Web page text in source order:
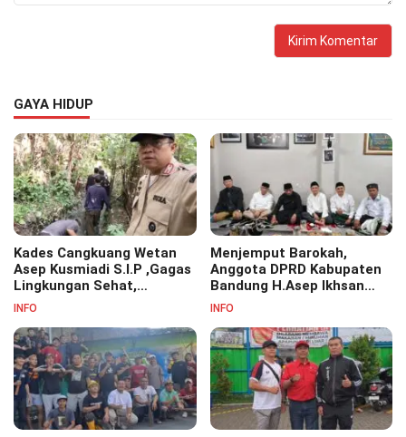
GAYA HIDUP
Kades Cangkuang Wetan
Asep Kusmiadi S.I.P ,Gagas
Lingkungan Sehat,
Bersihkan Saluran Air di RW
INFO
Menjemput Barokah,
Anggota DPRD Kabupaten
Bandung H.Asep Ikhsan
S.Pd.M.M Hadiri Haul Akbar
Pesantren Cipasung.
INFO